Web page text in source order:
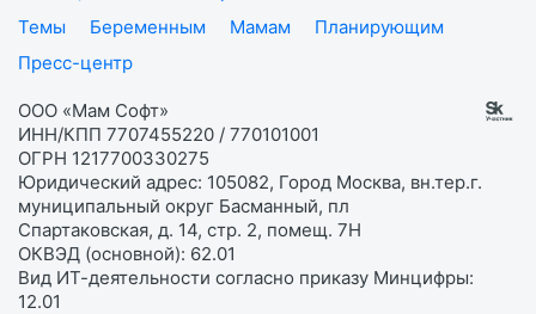
Темы
Беременным Мамам
Планирующим
Пресс-центр
ООО «Мам Софт»
ИНН/КПП 7707455220 / 770101001
ОГРН 1217700330275
Юридический адрес: 105082, Город Москва, вн.тер.г.
муниципальный округ Басманный, пл
Спартаковская, д. 14, стр. 2, помещ. 7Н
ОКВЭД (основной): 62.01
Вид ИТ-деятельности согласно приказу Минцифры:
12.01